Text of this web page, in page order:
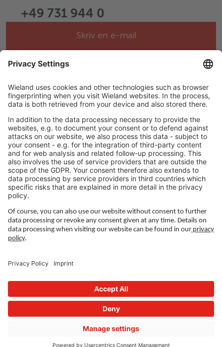
+49 731 944 0
Skriv en e-mail
Help & Support
Career
LEGAL LINKS
Privatlivspolitik
Aftryk
Ledelse
Vilkår for brug